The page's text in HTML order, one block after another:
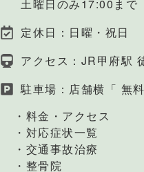
土曜日のみ17:00まで
定休日：日曜・祝日
アクセス：JR甲府駅
駐車場：店舗横「 無
・料金・アクセス
・対応症状一覧
・交通事故治療
・整骨院